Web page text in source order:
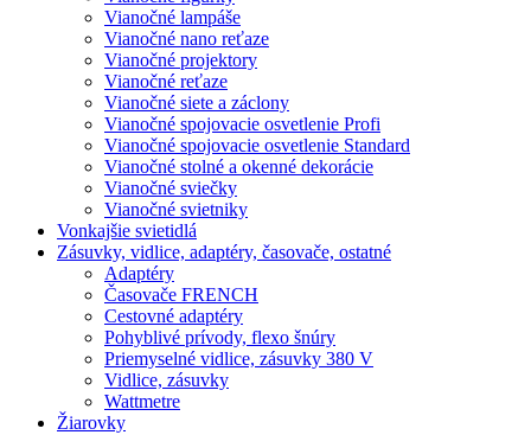
Vianočné lampáše
Vianočné nano reťaze
Vianočné projektory
Vianočné reťaze
Vianočné siete a záclony
Vianočné spojovacie osvetlenie Profi
Vianočné spojovacie osvetlenie Standard
Vianočné stolné a okenné dekorácie
Vianočné sviečky
Vianočné svietniky
Vonkajšie svietidlá
Zásuvky, vidlice, adaptéry, časovače, ostatné
Adaptéry
Časovače FRENCH
Cestovné adaptéry
Pohyblivé prívody, flexo šnúry
Priemyselné vidlice, zásuvky 380 V
Vidlice, zásuvky
Wattmetre
Žiarovky